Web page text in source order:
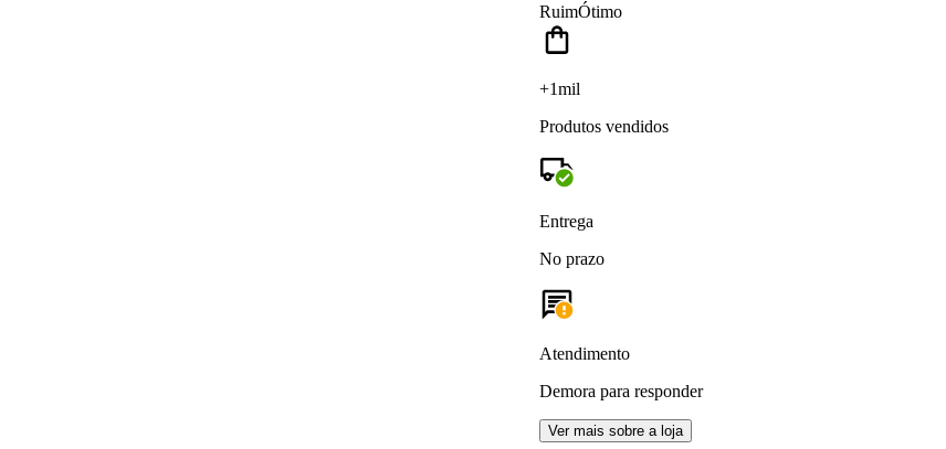
RuimÓtimo
+1mil
Produtos vendidos
Entrega
No prazo
Atendimento
Demora para responder
Ver mais sobre a loja